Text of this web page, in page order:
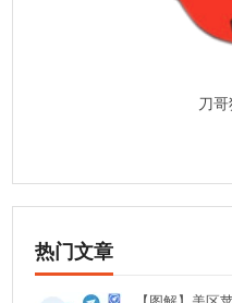
刀
热门文章